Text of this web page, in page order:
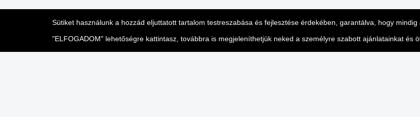
Sütiket használunk a hozzád eljuttatott tartalom testreszabása és fejlesztése érdekében, garantálva, hogy
"ELFOGADOM" lehetőségre kattintasz, továbbra is megjeleníthetjük neked a személyre szabott ajánlatainkat és